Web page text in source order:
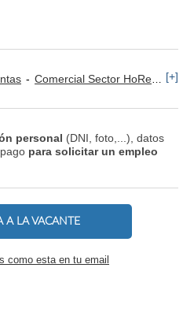
Comercial Sector HoReCa [+]
personal (DNI, foto,...), datos
para solicitar un empleo
A LA VACANTE
como esta en tu email